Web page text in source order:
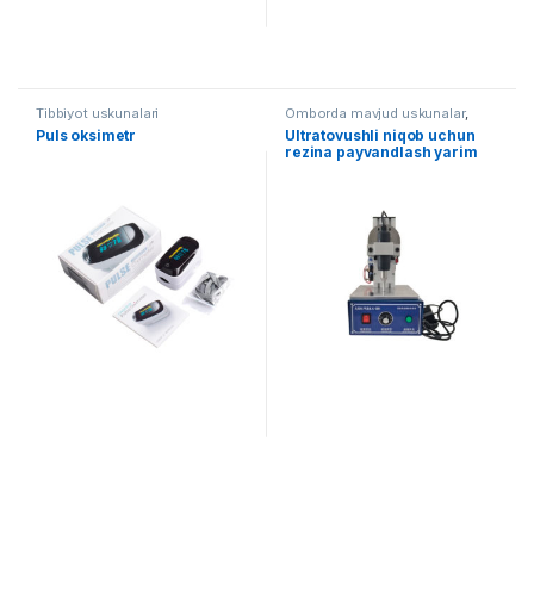
Tibbiyot uskunalari
Puls oksimetr
Omborda mavjud uskunalar,
Tibbiyot uskunalari
Ultratovushli niqob uchun
rezina payvandlash yarim